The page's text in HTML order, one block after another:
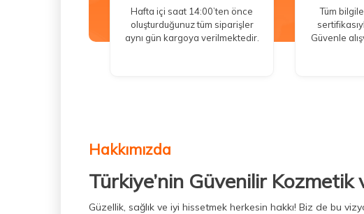
Hafta içi saat 14:00’ten önce
oluşturduğunuz tüm siparişler
aynı gün kargoya verilmektedir.
Tüm
Güvenle
Hakkımızda
Türkiye’nin Güvenilir Kozmetik
Güzellik, sağlık ve iyi hissetmek herkesin hakkı! Biz de bu